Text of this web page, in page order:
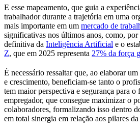
E esse mapeamento, que guia a
trabalhador durante a trajetória em uma
mais importante em um mercado de
significativas nos últimos anos, como, por
definitiva da Inteligência Artificial e o
Z, que em 2025 representa 27% da força
É necessário ressaltar que, ao elaborar
e crescimento, beneficiam-se tanto o
tem maior perspectiva e segurança para
empregador, que consegue maximizar o
colaboradores, formalizando isso dentro
em total sinergia em relação aos pilares da